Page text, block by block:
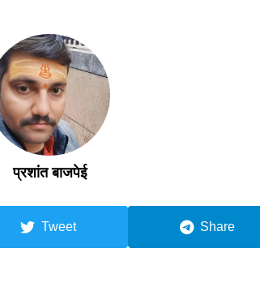
प्रशांत बाजपेई
Tweet Share